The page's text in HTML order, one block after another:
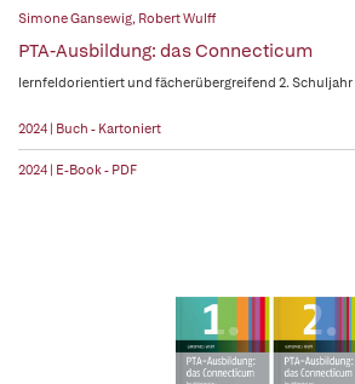
Simone Gansewig, Robert Wulff
PTA-Ausbildung: das Connecticum
lernfeldorientiert und fächerübergreifend 2. Schuljahr
2024 | Buch - Kartoniert
2024 | E-Book - PDF